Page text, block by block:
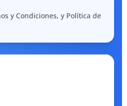
y Condiciones, y Política de